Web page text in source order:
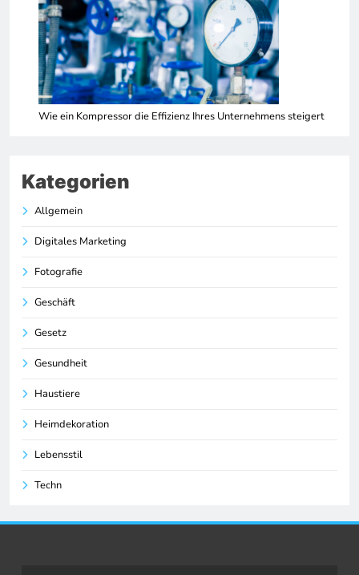
Wie ein Kompressor die Effizienz Ihres Unternehmens steigert
Kategorien
Allgemein
Digitales Marketing
Fotografie
Geschäft
Gesetz
Gesundheit
Haustiere
Heimdekoration
Lebensstil
Techn